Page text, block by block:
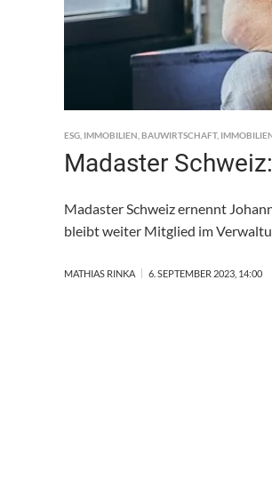
ESG IMMOBILIEN BAUWIRTSCHAFT,
Madaster
Madaster Schweiz ernennt
bleibt weiter Mitglied im
MATHIAS RINKA 6. SEPTEMBER 2023, 14:00